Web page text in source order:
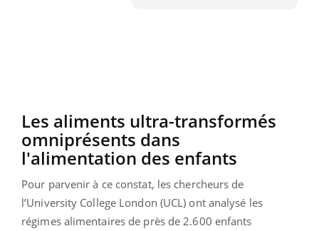
Les aliments ultra-transformés
omniprésents dans
l'alimentation des enfants
Pour parvenir à ce constat, les chercheurs de
l’University College London (UCL) ont analysé les
régimes alimentaires de près de 2.600 enfants